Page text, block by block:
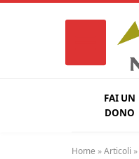
FAI UN
DONO
Home »Articoli »